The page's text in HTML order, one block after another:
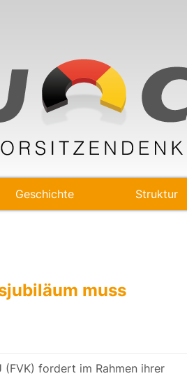
Geschichte Struktur
muss
fordert im Rahmen ihrer